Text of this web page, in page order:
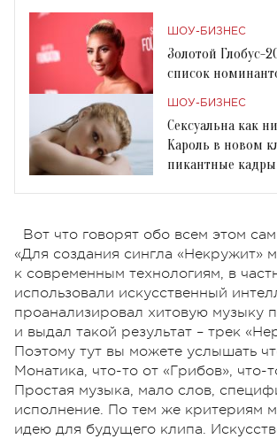
ШОУ-БИЗНЕС
Золотой Глобус-
список
ШОУ-БИЗНЕС
Сексуальна как
Кароль в новом
пикантные
Вот что говорят обо всем этом
«Для создания сингла «Некружит»
к современным технологиям, в
использовали искусственный
проанализировал хитовую музыку
и выдал такой результат – трек
Поэтому тут вы можете услышать
Монатика, что-то от «Грибов», что-
Простая музыка, мало слов,
исполнение. По тем же критериям
идею для будущего клипа.